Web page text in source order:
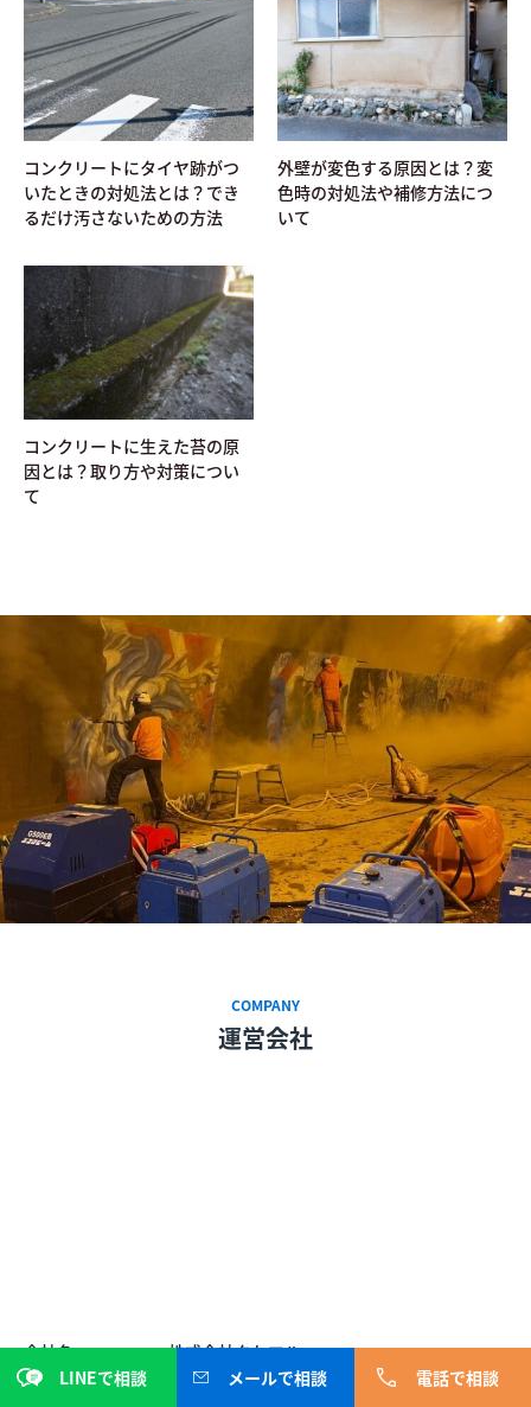
コンクリートにタイヤ跡がつ
いたときの対処法とは？でき
るだけ汚さないための方法
外壁が変色する原因とは？変
色時の対処法や補修方法につ
いて
コンクリートに生えた苔の原
因とは？取り方や対策につい
て
COMPANY
運営会社
会社名
株式会社タケマル
店舗名
エコロビーム奈良
LINEで相談 メールで相談 電話で相談